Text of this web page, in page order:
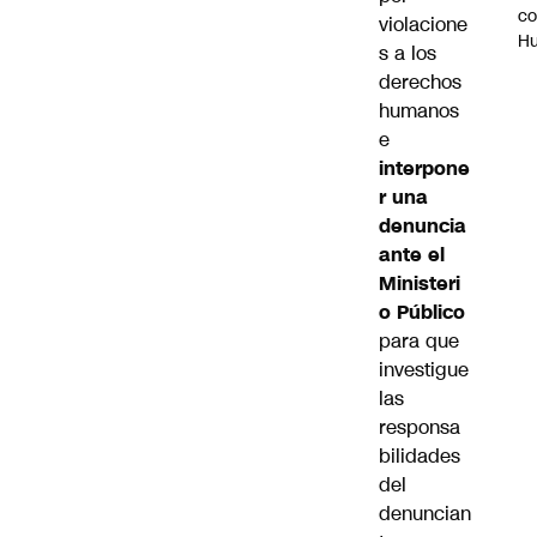
violacione
s a los
derechos
humanos
e
interpone
r una
denuncia
ante el
Ministeri
o Público
para que
investigue
las
responsa
bilidades
del
denuncian